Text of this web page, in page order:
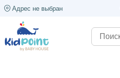
Адрес не выбран